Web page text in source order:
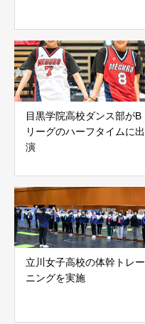
目黒学院高校ダンス部がB
リーグのハーフタイムに出
演
立川女子高校の体幹トレー
ニングを実施